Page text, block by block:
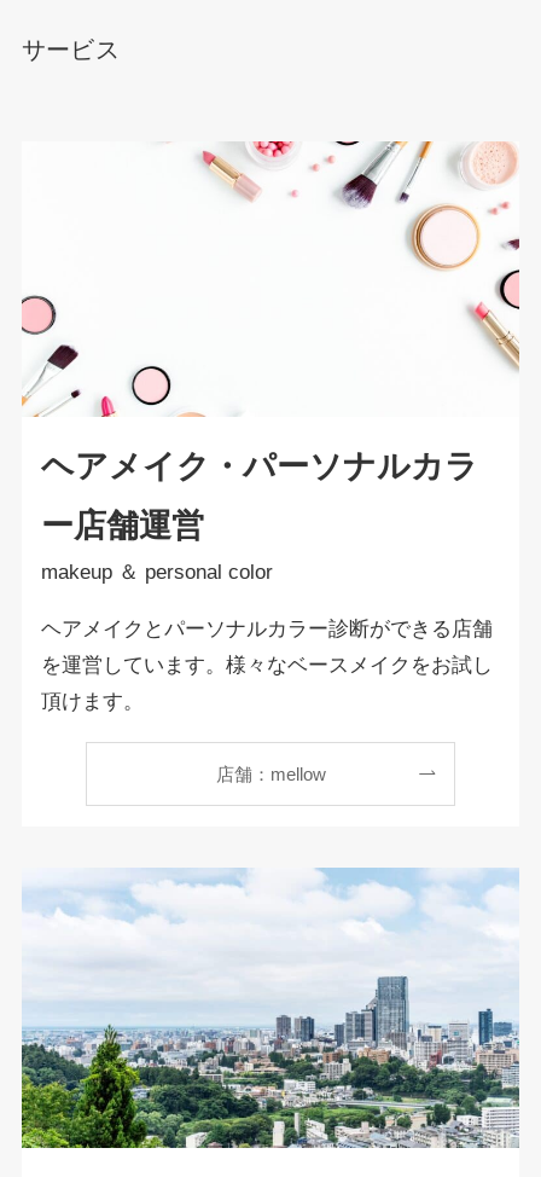
サービス
ヘアメイク・パーソナルカラ
ー店舗運営
makeup ＆ personal color
ヘアメイクとパーソナルカラー診断ができる店舗
を運営しています。様々なベースメイクをお試し
頂けます。
店舗：mellow